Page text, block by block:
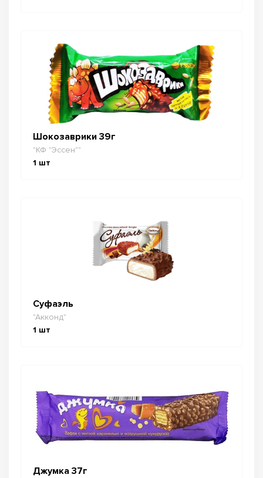
Шокозаврики 39г
"КФ "Эссен""
1 шт
Суфаэль
"Акконд"
1 шт
Джумка 37г